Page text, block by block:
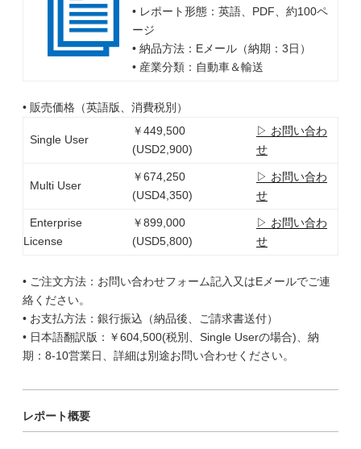
• レポート形態：英語、PDF、約100ペ
ージ
• 納品方法：Eメール（納期：3日）
• 産業分類：自動車＆輸送
• 販売価格（英語版、消費税別）
Single User
￥449,500
(USD2,900)
▷ お問い合わ
せ
Multi User
￥674,250
(USD4,350)
▷ お問い合わ
せ
Enterprise
License
￥899,000
(USD5,800)
▷ お問い合わ
せ
• ご注文方法：お問い合わせフォーム記入又はEメールでご連
絡ください。
• お支払方法：銀行振込（納品後、ご請求書送付）
• 日本語翻訳版：￥604,500(税別、Single Userの場合)、納
期：8-10営業日、詳細は別途お問い合わせください。
レポート概要